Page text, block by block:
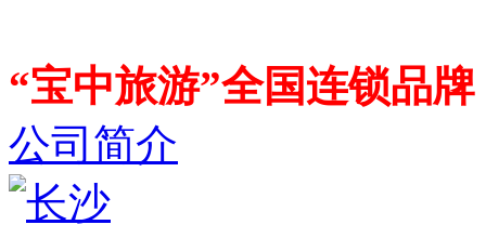
“宝中旅游”全国连锁品
公司简介